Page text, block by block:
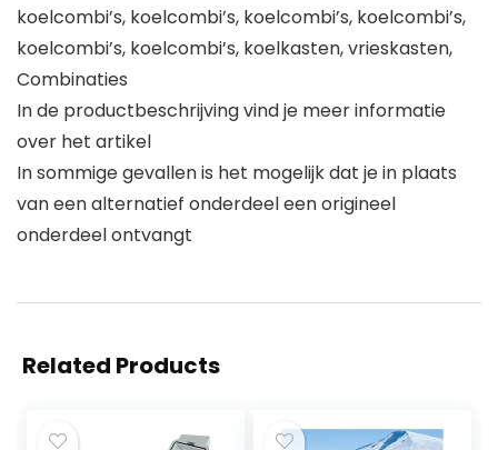
koelcombi’s, koelcombi’s, koelcombi’s, koelcombi’s,
koelcombi’s, koelcombi’s, koelkasten, vrieskasten,
Combinaties
In de productbeschrijving vind je meer informatie
over het artikel
In sommige gevallen is het mogelijk dat je in plaats
van een alternatief onderdeel een origineel
onderdeel ontvangt
Related Products